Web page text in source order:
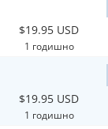
$19.95 USD
1 годишно
$19.95 USD
1 годишно